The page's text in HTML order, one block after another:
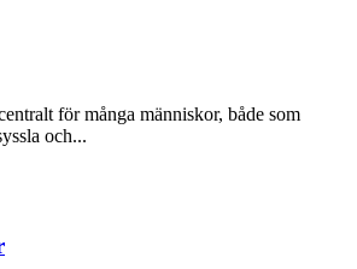
för många människor, både som
och...